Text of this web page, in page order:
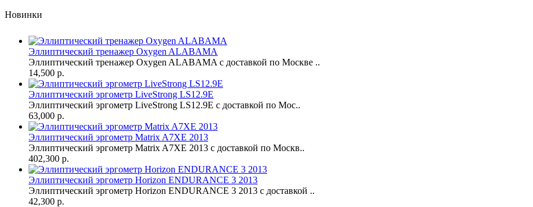
Новинки
Эллиптический тренажер Oxygen ALABAMA
Эллиптический тренажер Oxygen ALABAMA с доставкой по Москве ..
14,500 р.
Эллиптический эргометр LiveStrong LS12.9E
Эллиптический эргометр LiveStrong LS12.9E с доставкой по Мос..
63,000 р.
Эллиптический эргометр Matrix A7XE 2013
Эллиптический эргометр Matrix A7XE 2013 с доставкой по Москв..
402,300 р.
Эллиптический эргометр Horizon ENDURANCE 3 2013
Эллиптический эргометр Horizon ENDURANCE 3 2013 с доставкой ..
42,300 р.